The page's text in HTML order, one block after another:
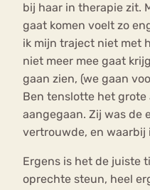
bij haar in therapie zit.
gaat komen voelt zo
ik mijn traject niet met
niet meer mee gaat
gaan zien, (we gaan
Ben tenslotte het
aangegaan. Zij was de
vertrouwde, en waarbij
Ergens is het de juiste
oprechte steun, heel